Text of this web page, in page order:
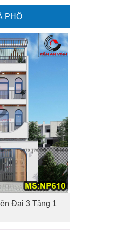
PHỐ
Đại 3 Tầng 1